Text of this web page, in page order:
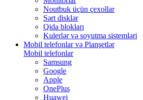
Noutbuk üçün çexollar
Sərt disklər
Qida blokları
Kulerlər və soyutma sistemləri
Mobil telefonlar və Planşetlər
Mobil telefonlar
Samsung
Google
Apple
OnePlus
Huawei